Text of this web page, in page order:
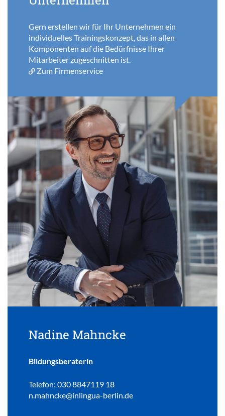
Gern erstellen wir für Ihr Unternehmen ein
individuelles Trainingskonzept, das in allen
Komponenten auf die Bedürfnisse Ihrer
Mitarbeiter zugeschnitten ist.
Zum Firmenservice
Nadine Mahncke
Bildungsberaterin
Telefon: 030 8847119 18
n.mahncke@inlingua-berlin.de